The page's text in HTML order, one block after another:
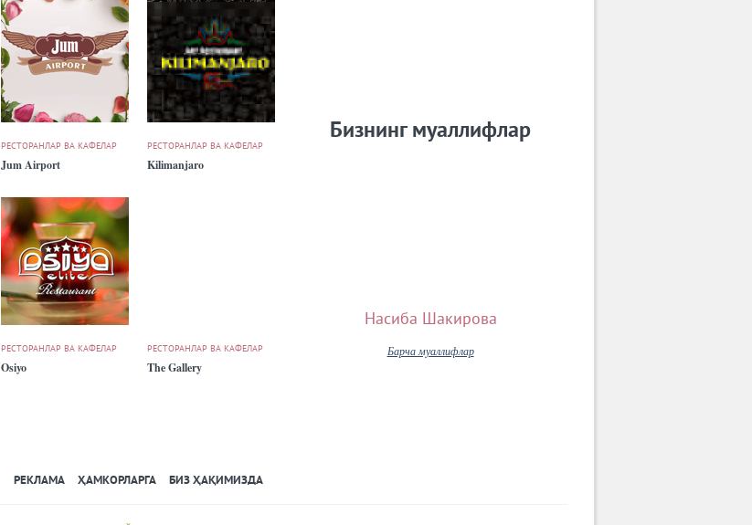
РЕСТОРАНЛАР ВА КАФЕЛАР
Jum Airport
РЕСТОРАНЛАР ВА КАФЕЛАР
Kilimanjaro
РЕСТОРАНЛАР ВА КАФЕЛАР
Osiyo
РЕСТОРАНЛАР ВА КАФЕЛАР
The Gallery
Бизнинг муаллифлар
Насиба Шакирова
Барча муаллифлар
РЕКЛАМА ҲАМКОРЛАРГА БИЗ ҲАҚИМИЗДА